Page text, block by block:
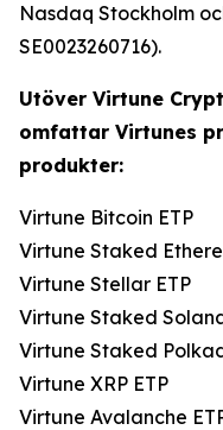
Nasdaq Stockholm
SE0023260716).
Utöver Virtune
omfattar Virtunes
produkter:
Virtune Bitcoin ETP
Virtune Staked
Virtune Stellar ETP
Virtune Staked
Virtune Staked
Virtune XRP ETP
Virtune Avalanche